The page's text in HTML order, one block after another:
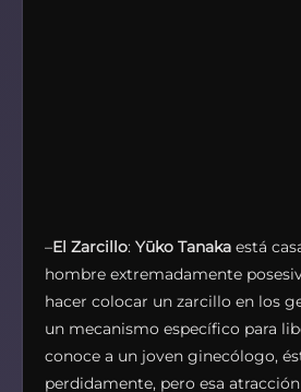
–El Zarcillo: Yūko Tanaka está
hombre extremadamente
hacer colocar un zarcillo en los
un mecanismo específico para
conoce a un joven ginecólogo,
perdidamente, pero esa